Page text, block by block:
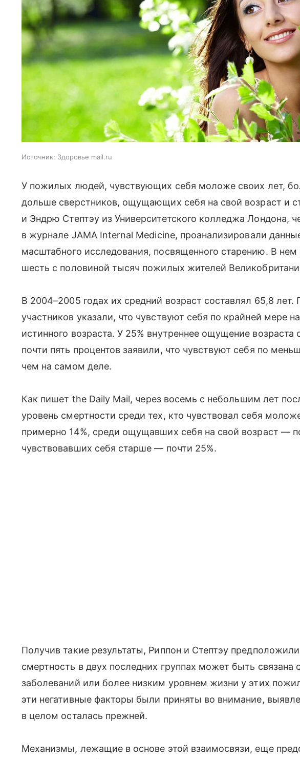
Источник: Здоровье mail.ru
У пожилых людей, чувствующих себя моложе своих лет,
дольше сверстников, ощущающих себя на свой возраст и
и Эндрю Стептэу из Университетского колледжа Лондона,
в журнале JAMA Internal Medicine, проанализировали
масштабного исследования, посвященного старению. В нем
шесть с половиной тысяч пожилых жителей
В 2004–2005 годах их средний возраст составлял 65,8 лет.
участников указали, что чувствуют себя по крайней мере
истинного возраста. У 25% внутреннее ощущение
почти пять процентов заявили, что чувствуют себя по
чем на самом деле.
Как пишет the Daily Mail, через восемь с небольшим лет
уровень смертности среди тех, кто чувствовал себя
примерно 14%, среди ощущавших себя на свой возраст —
чувствовавших себя старше — почти 25%.
Получив такие результаты, Риппон и Стептэу
смертность в двух последних группах может быть
заболеваний или более низким уровнем жизни у этих
эти негативные факторы были приняты во внимание,
в целом осталась прежней.
Механизмы, лежащие в основе этой взаимосвязи, еще